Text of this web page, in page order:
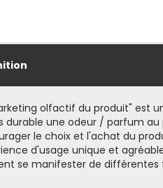
olfactif du produit" est
durable une odeur / parfum
le choix et l'achat du
d'usage unique et
se manifester de différentes